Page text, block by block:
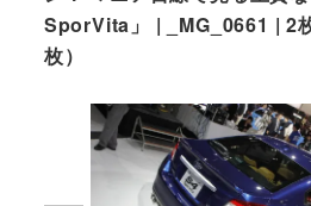
SporVita」 | _MG_0661 | 2
枚）